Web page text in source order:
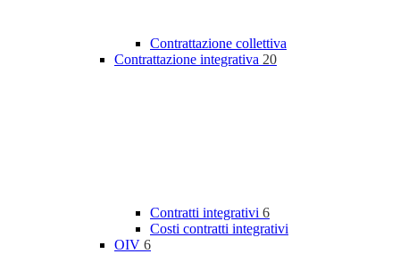
Contrattazione collettiva
Contrattazione integrativa 20
Contratti integrativi 6
Costi contratti integrativi
OIV 6